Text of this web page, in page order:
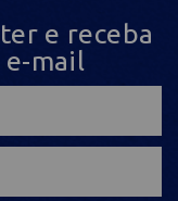
e receba
e-mail